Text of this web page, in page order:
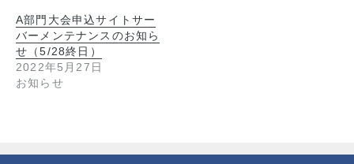
A部門大会申込サイトサー
バーメンテナンスのお知ら
せ（5/28終日）
2022年5月27日
お知らせ